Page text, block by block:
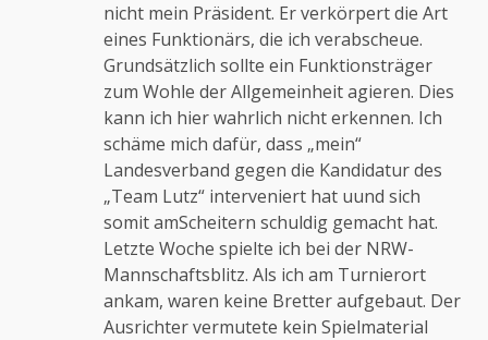
nicht mein Präsident. Er verkörpert die Art
eines Funktionärs, die ich verabscheue.
Grundsätzlich sollte ein Funktionsträger
zum Wohle der Allgemeinheit agieren. Dies
kann ich hier wahrlich nicht erkennen. Ich
schäme mich dafür, dass „mein“
Landesverband gegen die Kandidatur des
„Team Lutz“ interveniert hat uund sich
somit amScheitern schuldig gemacht hat.
Letzte Woche spielte ich bei der NRW-
Mannschaftsblitz. Als ich am Turnierort
ankam, waren keine Bretter aufgebaut. Der
Ausrichter vermutete kein Spielmaterial